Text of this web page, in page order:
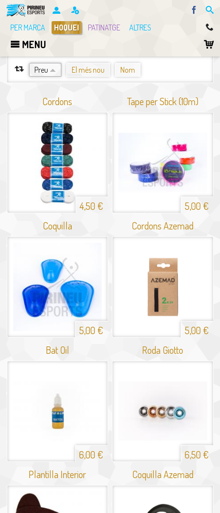
PER MARCA
HOQUEI PATINATGE ALTRES
MENU
ORDENA PER
Preu El més nou Nom
Cordons
4,50 €
Tape per Stick (10m)
5,00 €
Coquilla
5,00 €
Cordons Azemad
5,00 €
Bat Oil
6,00 €
Roda Giotto
6,50 €
Plantilla Interior
Coquilla Azemad